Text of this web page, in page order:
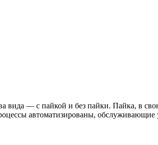
вида — с пайкой и без пайки. Пайка, в
автоматизированы, обслуживающие